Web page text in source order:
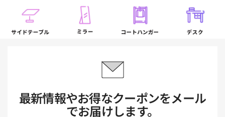
最新情報やお得なクーポンをメール
でお届けします。